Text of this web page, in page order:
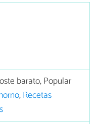
barato, Popular
,Recetas